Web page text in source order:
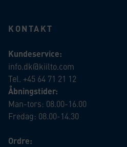
KONTAKT
Kundeservice:
info.dk@kiilto.com
Tel. +45 64 71 21 12
Åbningstider:
Man-tors: 08.00-16.00
Fredag: 08.00-14.30
Ordre: